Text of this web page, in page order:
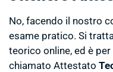
No, facendo il nostro
esame pratico. Si
teorico online, ed è
chiamato Attestato